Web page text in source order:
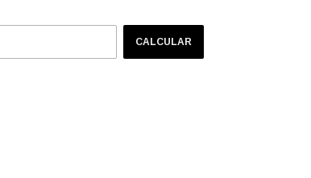
CALCULAR